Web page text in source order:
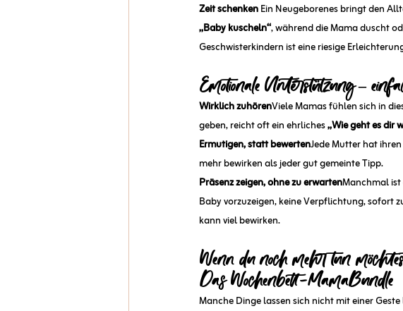
Zeit schenken Ein Neugeborenes bringt den
„Baby kuscheln“, während die Mama duscht
Geschwisterkindern ist eine riesige
Emotionale Unterstützung –
Wirklich zuhörenViele Mamas fühlen sich in
geben, reicht oft ein ehrliches „Wie geht es dir
Ermutigen, statt bewertenJede Mutter hat
mehr bewirken als jeder gut gemeinte Tipp.
Präsenz zeigen, ohne zu erwartenManchmal
Baby vorzuzeigen, keine Verpflichtung, sofort
kann viel bewirken.
Wenn du noch mehr tun
Das Wochenbett-MamaBundle
Manche Dinge lassen sich nicht mit einer